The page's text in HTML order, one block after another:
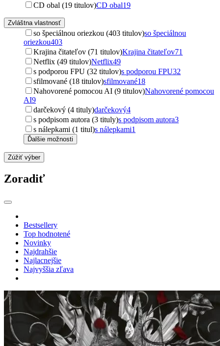
CD obal (19 titulov)CD obal19
Zvláštna vlastnosť
so špeciálnou oriezkou (403 titulov)so špeciálnou
oriezkou403
Krajina čitateľov (71 titulov)Krajina čitateľov71
Netflix (49 titulov)Netflix49
s podporou FPU (32 titulov)s podporou FPU32
sfilmované (18 titulov)sfilmované18
Nahovorené pomocou AI (9 titulov)Nahovorené pomocou
AI9
darčekový (4 tituly)darčekový4
s podpisom autora (3 tituly)s podpisom autora3
s nálepkami (1 titul)s nálepkami1
Ďalšie možnosti
Zúžiť výber
Zoradiť
Bestsellery
Top hodnotené
Novinky
Najdrahšie
Najlacnejšie
Najvyššia zľava